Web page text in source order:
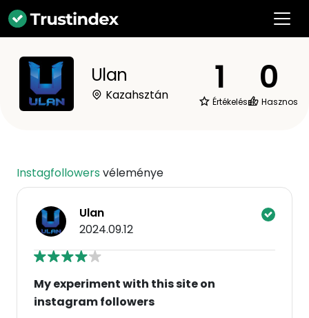
Ulan
Kazahsztán 1
Értékelések
0
Hasznos
Instagfollowersvéleménye
Ulan
2024.09.12
My experiment with this site on
instagram followers